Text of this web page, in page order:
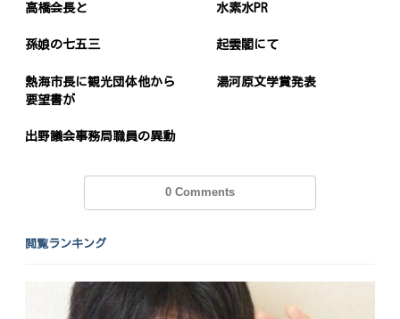
高橋会長と 水素水PR
孫娘の七五三 起雲閣にて
熱海市長に観光団体他から
要望書が
湯河原文学賞発表
出野議会事務局職員の異動
0 Comments
閲覧ランキング